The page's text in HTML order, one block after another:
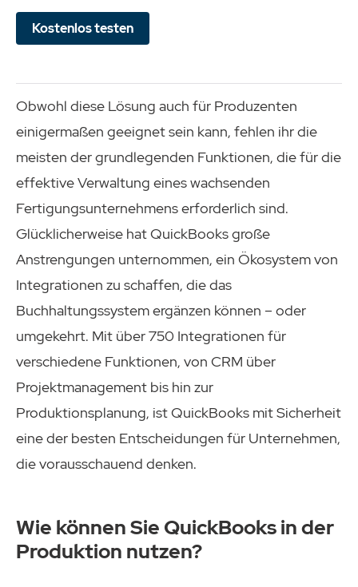
Kostenlos testen
Obwohl diese Lösung auch für Produzenten
einigermaßen geeignet sein kann, fehlen ihr die
meisten der grundlegenden Funktionen, die für die
effektive Verwaltung eines wachsenden
Fertigungsunternehmens erforderlich sind.
Glücklicherweise hat QuickBooks große
Anstrengungen unternommen, ein Ökosystem von
Integrationen zu schaffen, die das
Buchhaltungssystem ergänzen können – oder
umgekehrt. Mit über 750 Integrationen für
verschiedene Funktionen, von CRM über
Projektmanagement bis hin zur
Produktionsplanung, ist QuickBooks mit Sicherheit
eine der besten Entscheidungen für Unternehmen,
die vorausschauend denken.
Wie können Sie QuickBooks in der
Produktion nutzen?